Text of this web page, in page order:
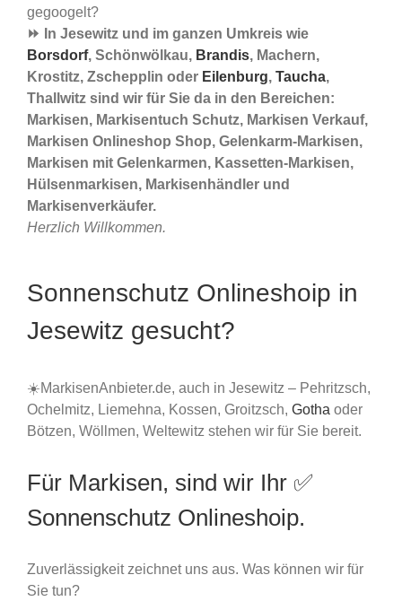
gegoogelt?
⏩ In Jesewitz und im ganzen Umkreis wie
Borsdorf, Schönwölkau, Brandis, Machern,
Krostitz, Zschepplin oder Eilenburg, Taucha,
Thallwitz sind wir für Sie da in den Bereichen:
Markisen, Markisentuch Schutz, Markisen Verkauf,
Markisen Onlineshop Shop, Gelenkarm-Markisen,
Markisen mit Gelenkarmen, Kassetten-Markisen,
Hülsenmarkisen, Markisenhändler und
Markisenverkäufer.
Herzlich Willkommen.
Sonnenschutz Onlineshoip in
Jesewitz gesucht?
☀️MarkisenAnbieter.de, auch in Jesewitz – Pehritzsch,
Ochelmitz, Liemehna, Kossen, Groitzsch, Gotha oder
Bötzen, Wöllmen, Weltewitz stehen wir für Sie bereit.
Für Markisen, sind wir Ihr ✅
Sonnenschutz Onlineshoip.
Zuverlässigkeit zeichnet uns aus. Was können wir für
Sie tun?